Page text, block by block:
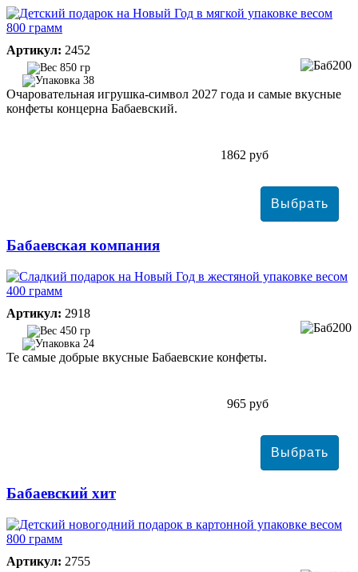
Артикул: 2452
850 гр
38
Очаровательная игрушка-символ 2027 года и самые вкусные
конфеты концерна Бабаевский.
1862 руб
Бабаевская компания
Артикул: 2918
450 гр
24
Те самые добрые вкусные Бабаевские конфеты.
965 руб
Бабаевский хит
Артикул: 2755